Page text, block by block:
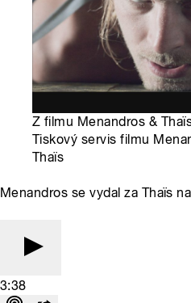
Z filmu Menandros &
Tiskový servis filmu
Thaïs
Menandros se vydal za Thaïs
3:38